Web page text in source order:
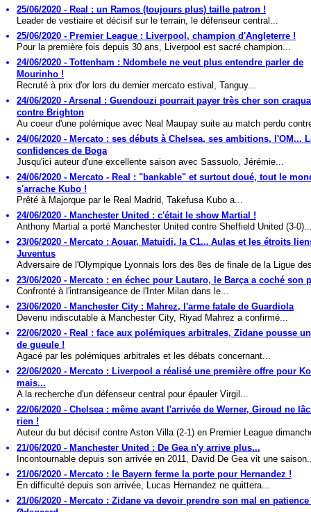
25/06/2020 - Real : un Ramos (toujours plus) taille patron !
Leader de vestiaire et décisif sur le terrain, le défenseur central...
25/06/2020 - Premier League : Liverpool, champion d'Angleterre !
Pour la première fois depuis 30 ans, Liverpool est sacré champion...
24/06/2020 - Tottenham : Ndombele ne veut plus entendre parler de
Mourinho !
Recruté à prix d'or lors du dernier mercato estival, Tanguy...
24/06/2020 - Arsenal : Guendouzi pourrait payer très cher son
contre Brighton
Au coeur d'une polémique avec Neal Maupay suite au match perdu
24/06/2020 - Mercato : ses débuts à Chelsea, ses ambitions, l'OM...
confidences de Boga
Jusqu'ici auteur d'une excellente saison avec Sassuolo, Jérémie...
24/06/2020 - Mercato - Real : "bankable" et surtout doué, tout le
s'arrache Kubo !
Prêté à Majorque par le Real Madrid, Takefusa Kubo a...
24/06/2020 - Manchester United : c'était le show Martial !
Anthony Martial a porté Manchester United contre Sheffield United (3-
23/06/2020 - Mercato : Aouar, Matuidi, la C1... Aulas et les étroits
Juventus
Adversaire de l'Olympique Lyonnais lors des 8es de finale de la Ligue
23/06/2020 - Mercato : en échec pour Lautaro, le Barça a coché son
Confronté à l'intransigeance de l'Inter Milan dans le...
23/06/2020 - Manchester City : Mahrez, l'arme fatale de Guardiola
Devenu indiscutable à Manchester City, Riyad Mahrez a confirmé...
22/06/2020 - Real : face aux polémiques arbitrales, Zidane pousse
de gueule !
Agacé par les polémiques arbitrales et les débats concernant...
22/06/2020 - Mercato : Liverpool a réalisé une première offre pour
mais...
A la recherche d'un défenseur central pour épauler Virgil...
22/06/2020 - Chelsea : même avant l'arrivée de Werner, Giroud ne
rien !
Auteur du but décisif contre Aston Villa (2-1) en Premier League
21/06/2020 - Manchester United : De Gea n'y arrive plus...
Incontournable depuis son arrivée en 2011, David De Gea vit une
21/06/2020 - Mercato : le Bayern ferme la porte pour Hernandez !
En difficulté depuis son arrivée, Lucas Hernandez ne quittera...
21/06/2020 - Mercato : Zidane va devoir prendre son mal en